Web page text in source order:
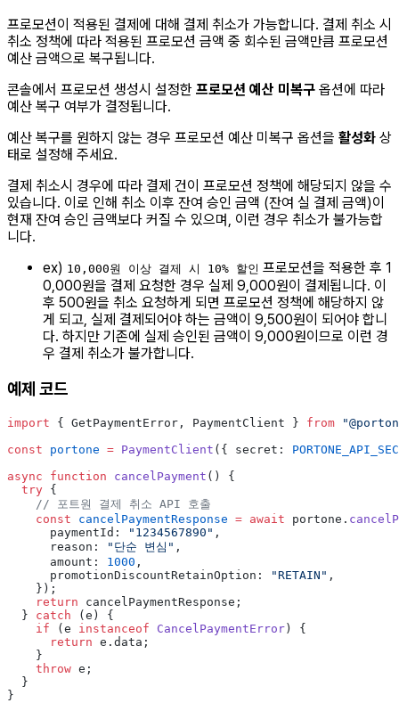
프로모션이 적용된 결제에 대해 결제 취소가 가능합니다. 결제 취소 시
취소 정책에 따라 적용된 프로모션 금액 중 회수된 금액만큼 프로모션
예산 금액으로 복구됩니다.
콘솔에서 프로모션 생성시 설정한 프로모션 예산 미복구 옵션에 따라
예산 복구 여부가 결정됩니다.
예산 복구를 원하지 않는 경우 프로모션 예산 미복구 옵션을 활성화 상
태로 설정해 주세요.
결제 취소시 경우에 따라 결제 건이 프로모션 정책에 해당되지 않을 수
있습니다. 이로 인해 취소 이후 잔여 승인 금액 (잔여 실 결제 금액)이
현재 잔여 승인 금액보다 커질 수 있으며, 이런 경우 취소가 불가능합
니다.
ex) 10,000원 이상 결제 시 10% 할인 프로모션을 적용한 후 1
0,000원을 결제 요청한 경우 실제 9,000원이 결제됩니다. 이
후 500원을 취소 요청하게 되면 프로모션 정책에 해당하지 않
게 되고, 실제 결제되어야 하는 금액이 9,500원이 되어야 합니
다. 하지만 기존에 실제 승인된 금액이 9,000원이므로 이런 경
우 결제 취소가 불가합니다.
예제 코드
import { GetPaymentError, PaymentClient } from
const portone = PaymentClient ({ secret:
async function cancelPayment () {
  try
{
    // 포트원 결제 취소 API 호출
    const
cancelPaymentResponse = await portone.
      paymentId:
"1234567890" ,
      reason:
"단순 변심" ,
      amount:
1000 ,
      promotionDiscountRetainOption:
"RETAIN" ,
    });
    return
cancelPaymentResponse;
  }
catch (e) {
    if
(e instanceof CancelPaymentError) {
      return
e.data;
    }
    throw
e;
  }
}